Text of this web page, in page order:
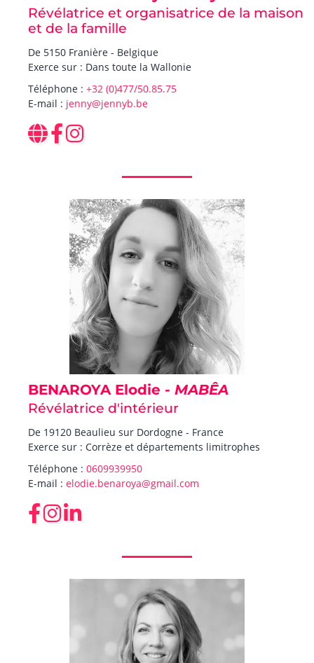
Révélatrice et organisatrice de la maison
et de la famille
De 5150 Franière - Belgique
Exerce sur : Dans toute la Wallonie
Téléphone : +32 (0)477/50.85.75
E-mail : jenny@jennyb.be
BENAROYA Elodie - MABÊA
Révélatrice d'intérieur
De 19120 Beaulieu sur Dordogne - France
Exerce sur : Corrèze et départements limitrophes
Téléphone : 0609939950
E-mail : elodie.benaroya@gmail.com